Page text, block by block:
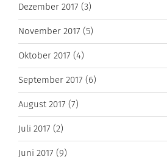
Dezember 2017 (3)
November 2017 (5)
Oktober 2017 (4)
September 2017 (6)
August 2017 (7)
Juli 2017 (2)
Juni 2017 (9)